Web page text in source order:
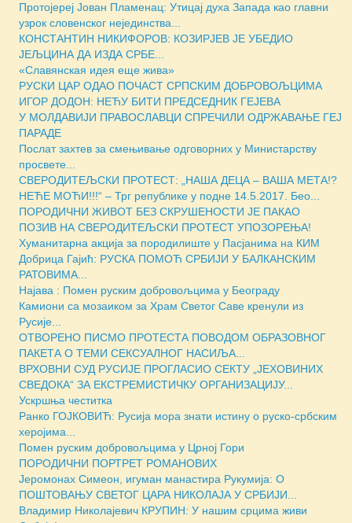
Протојереј Јован Пламенац: Утицај духа Запада као главни
узрок словенског нејединства...
КОНСТАНТИН НИКИФОРОВ: КОЗИРЈЕВ ЈЕ УБЕДИО
ЈЕЉЦИНА ДА ИЗДА СРБЕ...
«Славянская идея еще жива»
РУСКИ ЦАР ОДАО ПОЧАСТ СРПСКИМ ДОБРОВОЉЦИМА
ИГОР ДОДОН: НЕЋУ БИТИ ПРЕДСЕДНИК ГЕЈЕВА
У МОЛДАВИЈИ ПРАВОСЛАВЦИ СПРЕЧИЛИ ОДРЖАВАЊЕ ГЕЈ
ПАРАДЕ
Послат захтев за смењивање одговорних у Министарству
просвете...
СВЕРОДИТЕЉСКИ ПРОТЕСТ: „НАША ДЕЦА – ВАША МЕТА!?
НЕЋЕ МОЋИ!!!“ – Трг републике у подне 14.5.2017. Бео...
ПОРОДИЧНИ ЖИВОТ БЕЗ СКРУШЕНОСТИ ЈЕ ПАКАО
ПОЗИВ НА СВЕРОДИТЕЉСКИ ПРОТЕСТ УПОЗОРЕЊА!
Хуманитарна акција за породилиште у Пасјанима на КИМ
Добрица Гајић: РУСКА ПОМОЋ СРБИЈИ У БАЛКАНСКИМ
РАТОВИМА...
Најава : Помен руским добровољцима у Београду
Камиони са мозаиком за Храм Светог Саве кренули из
Русије...
ОТВОРЕНО ПИСМО ПРОТЕСТА ПОВОДОМ ОБРАЗОВНОГ
ПАКЕТА О ТЕМИ СЕКСУАЛНОГ НАСИЉА...
ВРХОВНИ СУД РУСИЈЕ ПРОГЛАСИО СЕКТУ „ЈЕХОВИНИХ
СВЕДОКА“ ЗА ЕКСТРЕМИСТИЧКУ ОРГАНИЗАЦИЈУ...
Ускршња честитка
Ранко ГОЈКОВИЋ: Русија мора знати истину о руско-србским
херојима...
Помен руским добровољцима у Црној Гори
ПОРОДИЧНИ ПОРТРЕТ РОМАНОВИХ
Јеромонах Симеон, игуман манастира Рукумија: О
ПОШТОВАЊУ СВЕТОГ ЦАРА НИКОЛАЈА У СРБИЈИ...
Владимир Николајевич КРУПИН: У нашим срцима живи